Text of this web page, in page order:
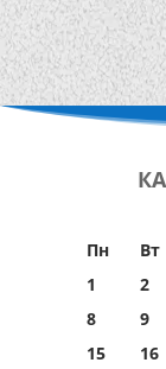
Пн Вт
1
2
8
9
15
16